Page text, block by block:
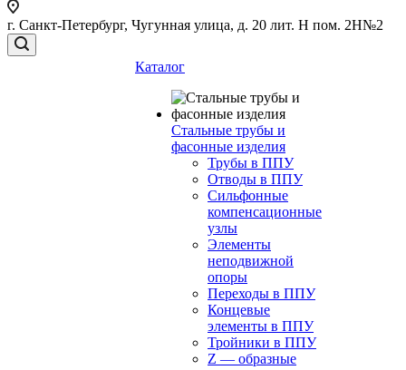
г. Санкт-Петербург, Чугунная улица, д. 20 лит. Н пом. 2Н№2
Каталог
Стальные трубы и
фасонные изделия
Трубы в ППУ
Отводы в ППУ
Сильфонные
компенсационные
узлы
Элементы
неподвижной
опоры
Переходы в ППУ
Концевые
элементы в ППУ
Тройники в ППУ
Z — образные